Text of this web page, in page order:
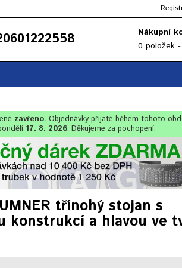
Nákupní
0 položek
zavřeno. Objednávky přijaté během tohoto
17. 8. 2026. Děkujeme za pochopení.
třínohý stojan s
konstrukcí a hlavou ve